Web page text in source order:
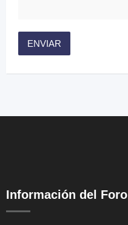
Información del Foro